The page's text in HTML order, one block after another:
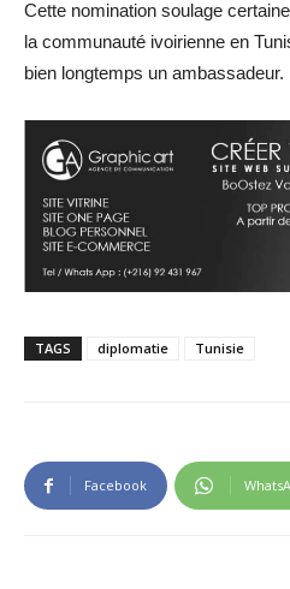
Cette nomination soulage
la communauté ivoirienne en
bien longtemps un ambassadeur.
TAGS diplomatie Tunisie
Facebook